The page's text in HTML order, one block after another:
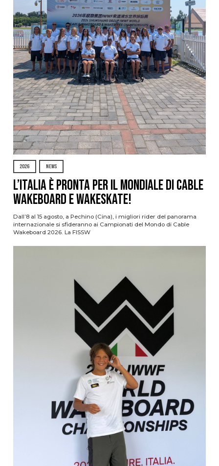
2026 NEWS
L’Italia è pronta per il Mondiale di Cable
Wakeboard e Wakeskate!
Dall’8 al 15 agosto, a Pechino (Cina), i migliori rider del panorama
internazionale si sfideranno ai Campionati del Mondo di Cable
Wakeboard 2026. La FISSW